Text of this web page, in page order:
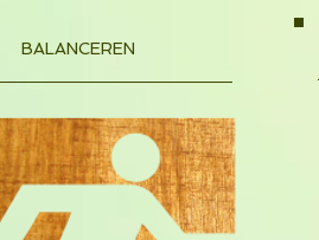
BALANCEREN